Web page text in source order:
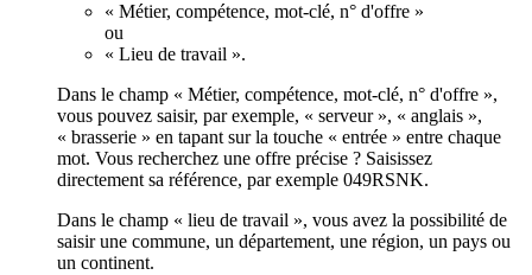
« Métier, compétence, mot-clé, n° d'offre »
ou
« Lieu de travail ».
Dans le champ « Métier, compétence, mot-clé, n° d'offre »,
vous pouvez saisir, par exemple, « serveur », « anglais »,
« brasserie » en tapant sur la touche « entrée » entre chaque
mot. Vous recherchez une offre précise ? Saisissez
directement sa référence, par exemple 049RSNK.
Dans le champ « lieu de travail », vous avez la possibilité de
saisir une commune, un département, une région, un pays ou
un continent.